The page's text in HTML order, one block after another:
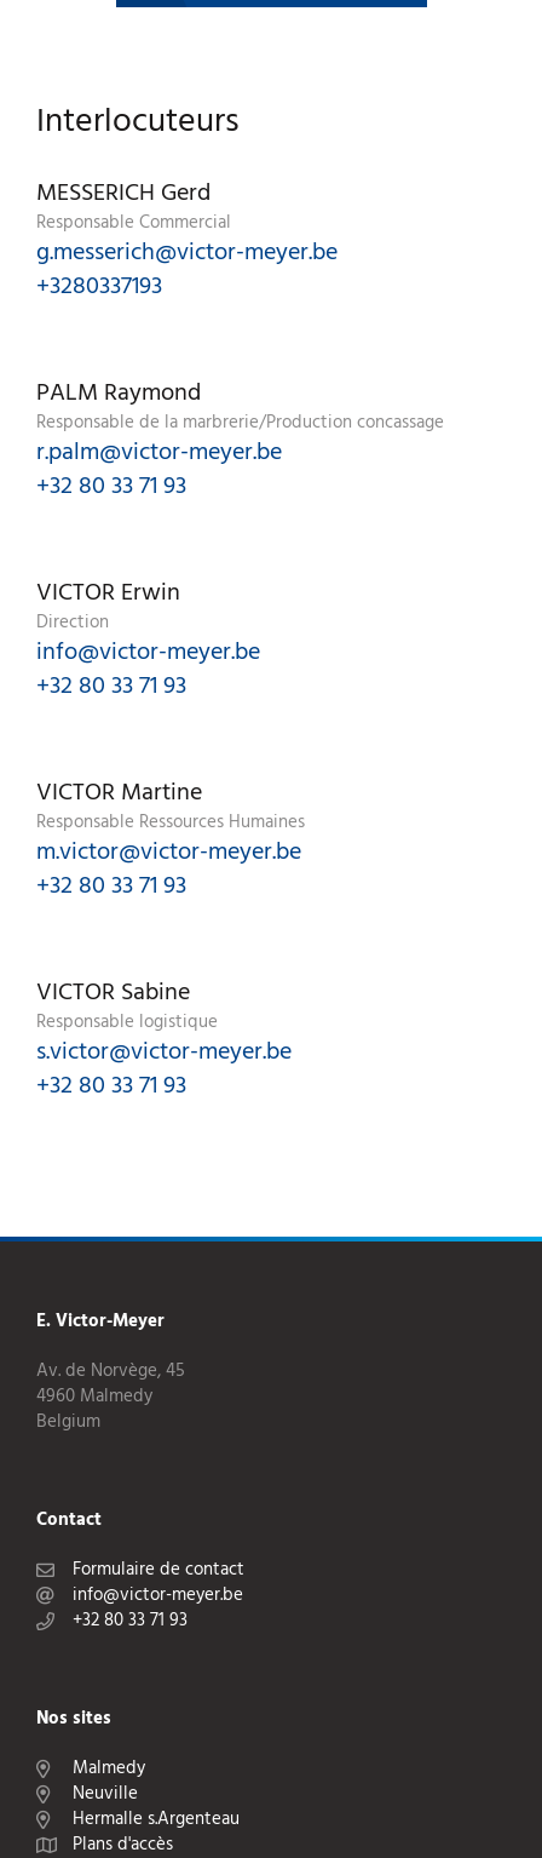
Interlocuteurs
MESSERICH Gerd
Responsable Commercial
g.messerich@victor-meyer.be
+3280337193
PALM Raymond
Responsable de la marbrerie/Production concassage
r.palm@victor-meyer.be
+32 80 33 71 93
VICTOR Erwin
Direction
info@victor-meyer.be
+32 80 33 71 93
VICTOR Martine
Responsable Ressources Humaines
m.victor@victor-meyer.be
+32 80 33 71 93
VICTOR Sabine
Responsable logistique
s.victor@victor-meyer.be
+32 80 33 71 93
E. Victor-Meyer
Av. de Norvège, 45
4960 Malmedy
Belgium
Contact
Formulaire de contact
info@victor-meyer.be
+32 80 33 71 93
Nos sites
Malmedy
Neuville
Hermalle s.Argenteau
Plans d'accès